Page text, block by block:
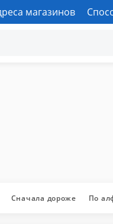
магазинов
Сначала дороже По